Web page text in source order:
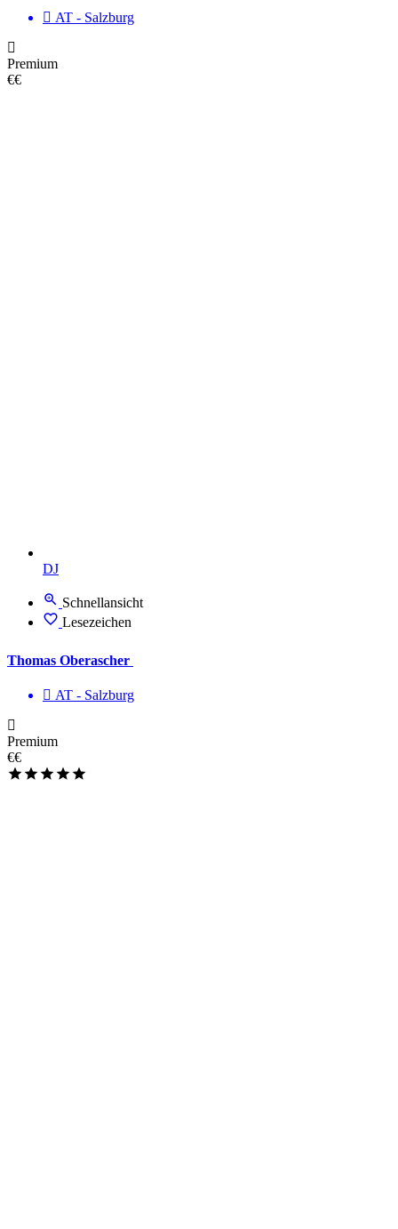
AT - Salzburg
Premium
€€
DJ
Schnellansicht
Lesezeichen
Thomas Oberascher
AT - Salzburg
Premium
€€